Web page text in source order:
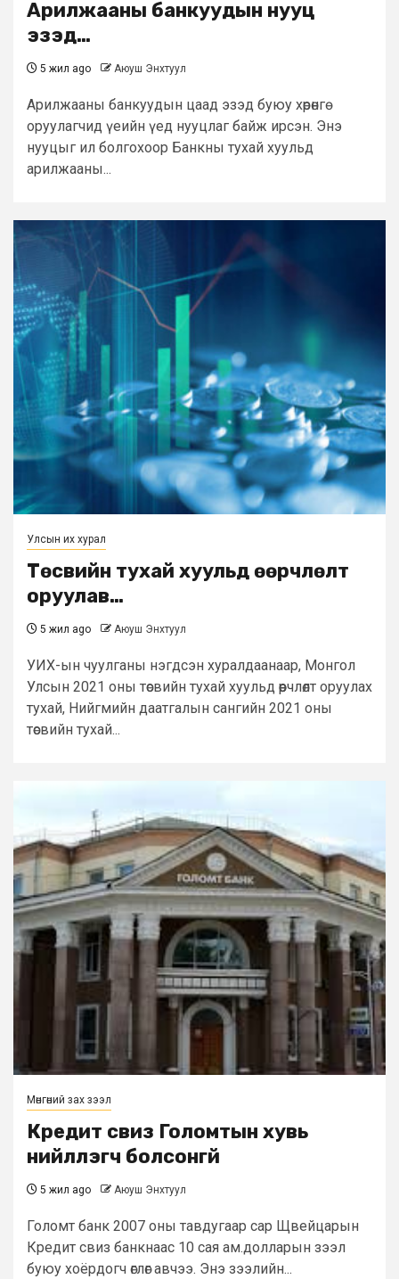
Арилжааны банкуудын нууц
эзэд…
5 жил ago Аюуш Энхтуул
Арилжааны банкуудын цаад эзэд буюу хөрөнгө
оруулагчид үеийн үед нууцлаг байж ирсэн. Энэ
нууцыг ил болгохоор Банкны тухай хуульд
арилжааны...
Улсын их хурал
Төсвийн тухай хуульд өөрчлөлт
оруулав…
5 жил ago Аюуш Энхтуул
УИХ-ын чуулганы нэгдсэн хуралдаанаар, Монгол
Улсын 2021 оны төсвийн тухай хуульд өөрчлөлт оруулах
тухай, Нийгмийн даатгалын сангийн 2021 оны
төсвийн тухай...
Мөнгөний зах зээл
Кредит свиз Голомтын хувь
нийлүүлэгч болсонгүй
5 жил ago Аюуш Энхтуул
Голомт банк 2007 оны тавдугаар сар Щвейцарын
Кредит свиз банкнаас 10 сая ам.долларын зээл
буюу хоёрдогч өглөг авчээ. Энэ зээлийн...